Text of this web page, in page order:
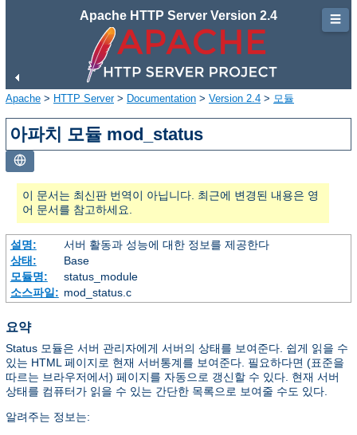
Apache HTTP Server Version 2.4
Apache > HTTP Server> Documentation > Version 2.4 > 모듈
아파치 모듈 mod_status
이 문서는 최신판 번역이 아닙니다. 최근에 변경된 내용은 영
어 문서를 참고하세요.
설명:
서버 활동과 성능에 대한 정보를 제공한다
상태:
Base
모듈명:
status_module
소스파일: mod_status.c
요약
Status 모듈은 서버 관리자에게 서버의 상태를 보여준다. 쉽게 읽을 수
있는 HTML 페이지로 현재 서버통계를 보여준다. 필요하다면 (표준을
따르는 브라우저에서) 페이지를 자동으로 갱신할 수 있다. 현재 서버
상태를 컴퓨터가 읽을 수 있는 간단한 목록으로 보여줄 수도 있다.
알려주는 정보는:
☰